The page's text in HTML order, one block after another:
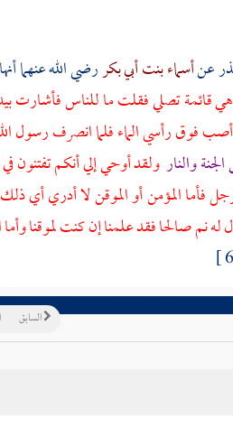
عنأسماء بنت أبي بكررضي الله عنهما
تصلي فقلت ما للناس فأشارت
فوق رأسي الماء فلما انصرف رسول
والنارولقد أوحي إلي أنكم تفتنون
فأما المؤمن أو الموقن لا أدري أي
نم صالحا فقد علمنا إن كنت لموقنا وأما
السابق